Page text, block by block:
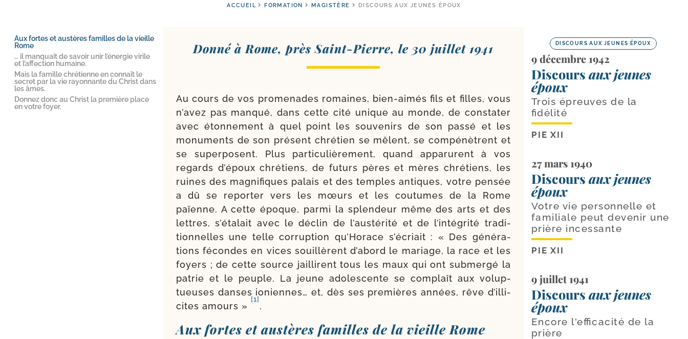
ACCUEIL FORMATION MAGISTÈRE DISCOURS AUX JEUNES ÉPOUX
Aux fortes et austères familles de la vieille
Rome
… il manquait de savoir unir l’énergie virile
et l’affection humaine.
Mais la famille chrétienne en connaît le
secret par la vie rayonnante du Christ dans
les âmes.
Donnez donc au Christ la première place
en votre foyer.
Donné à Rome, près Saint-​Pierre, le 30 juillet 1941
Au cours de vos pro­me­nades romaines, bien-​aimés fils et filles, vous
n’a­vez pas man­qué, dans cette cité unique au monde, de consta­ter
avec éton­ne­ment à quel point les sou­ve­nirs de son pas­sé et les
monu­ments de son pré­sent chré­tien se mêlent, se com­pé­nètrent et
se super­posent. Plus par­ti­cu­liè­re­ment, quand appa­rurent à vos
regards d’é­poux chré­tiens, de futurs pères et mères chré­tiens, les
ruines des magni­fiques palais et des temples antiques, votre pen­sée
a dû se repor­ter vers les mœurs et les cou­tumes de la Rome
païenne. A cette époque, par­mi la splen­deur même des arts et des
lettres, s’é­ta­lait avec le déclin de l’aus­té­ri­té et de l’in­té­gri­té tra­di­
tion­nelles une telle cor­rup­tion qu’Horace s’é­criait : « Des géné­ra­
tions fécondes en vices souillèrent d’a­bord le mariage, la race et les
foyers ; de cette source jaillirent tous les maux qui ont sub­mer­gé la
patrie et le peuple. La jeune ado­les­cente se com­plaît aux volup­
tueuses danses ioniennes… et, dès ses pre­mières années, rêve d’illi­
cites amours »
[1]
.
Aux fortes et austères familles de la vieille Rome
DISCOURS AUX JEUNES ÉPOUX
9 décembre 1942
Discours aux jeunes
époux
Trois épreuves de la
fidélité
PIE XII
27 mars 1940
Discours aux jeunes
époux
Votre vie personnelle et
familiale peut devenir une
prière incessante
PIE XII
9 juillet 1941
Discours aux jeunes
époux
Encore l'efficacité de la
prière